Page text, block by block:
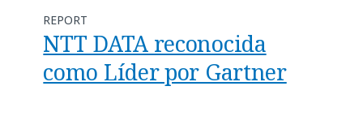
REPORT
NTT DATA reconocida
como Líder por Gartner